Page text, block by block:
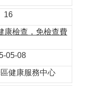
16
康檢查，免檢查費
05-08
健康服務中心